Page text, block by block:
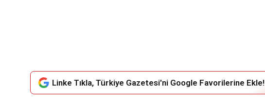
Linke Tıkla, Türkiye Gazetesi'ni Google Favorilerine Ekle!